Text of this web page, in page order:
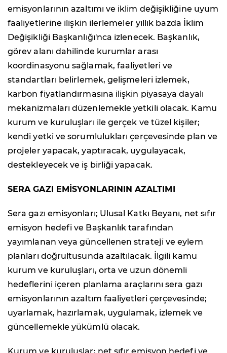
emisyonlarının azaltımı ve iklim değişikliğine uyum
faaliyetlerine ilişkin ilerlemeler yıllık bazda İklim
Değişikliği Başkanlığı'nca izlenecek. Başkanlık,
görev alanı dahilinde kurumlar arası
koordinasyonu sağlamak, faaliyetleri ve
standartları belirlemek, gelişmeleri izlemek,
karbon fiyatlandırmasına ilişkin piyasaya dayalı
mekanizmaları düzenlemekle yetkili olacak. Kamu
kurum ve kuruluşları ile gerçek ve tüzel kişiler;
kendi yetki ve sorumlulukları çerçevesinde plan ve
projeler yapacak, yaptıracak, uygulayacak,
destekleyecek ve iş birliği yapacak.
SERA GAZI EMİSYONLARININ AZALTIMI
Sera gazı emisyonları; Ulusal Katkı Beyanı, net sıfır
emisyon hedefi ve Başkanlık tarafından
yayımlanan veya güncellenen strateji ve eylem
planları doğrultusunda azaltılacak. İlgili kamu
kurum ve kuruluşları, orta ve uzun dönemli
hedeflerini içeren planlama araçlarını sera gazı
emisyonlarının azaltım faaliyetleri çerçevesinde;
uyarlamak, hazırlamak, uygulamak, izlemek ve
güncellemekle yükümlü olacak.
Kurum ve kuruluşlar; net sıfır emisyon hedefi ve